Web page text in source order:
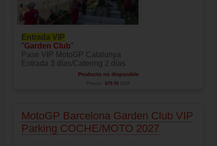
Entrada VIP
"Garden Club"
Pase VIP MotoGP Catalunya
Entrada 3 días/Catering 2 días
Producto no disponible
Precio: 679.00 EUR
MotoGP Barcelona Garden Club VIP
Parking COCHE/MOTO 2027